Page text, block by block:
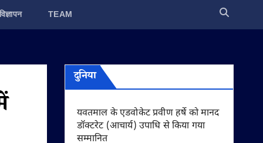
TEAM
दुनिया
यवतमाल के एडवोकेट प्रवीण हर्षे को मानद
डॉक्टरेट (आचार्य) उपाधि से किया गया
सम्मानित